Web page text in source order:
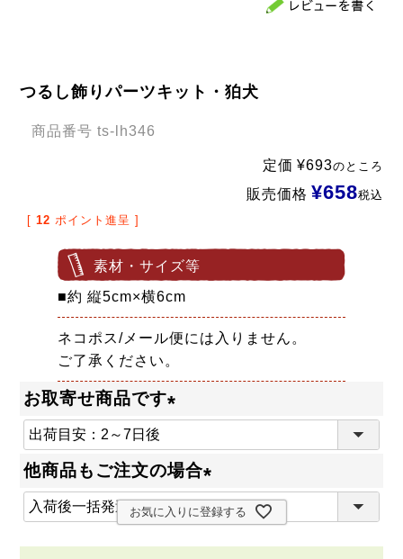
つるし飾りパーツキット・狛犬
商品番号 ts-lh346
定価 ¥693のところ
販売価格 ¥658税込
[ 12 ポイント進呈 ]
素材・サイズ等
■約 縦5cm×横6cm
ネコポス/メール便には入りません。
ご了承ください。
お取寄せ商品です
必
須
)
他商品もご注文の場合
(
お気に入りに登録する